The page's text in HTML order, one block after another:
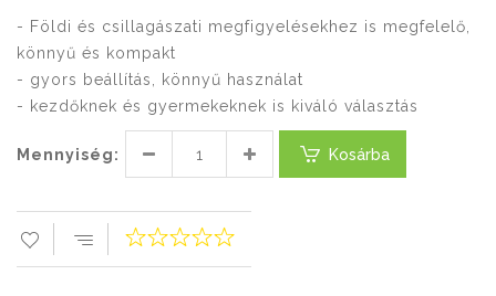
- Földi és csillagászati megfigyelésekhez is megfelelő,
könnyű és kompakt
- gyors beállítás, könnyű használat
- kezdőknek és gyermekeknek is kiváló választás
Mennyiség: Kosárba